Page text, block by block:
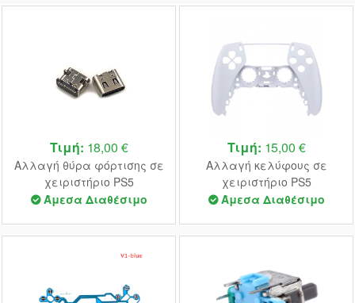
Τιμή: 18,00 €
Αλλαγή θύρα φόρτισης σε
χειριστήριο PS5
Άμεσα Διαθέσιμο
Τιμή: 15,00 €
Αλλαγή κελύφους σε
χειριστήριο PS5
Άμεσα Διαθέσιμο